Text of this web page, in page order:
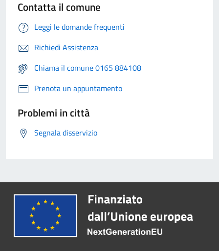
Contatta il comune
Leggi le domande frequenti
Richiedi Assistenza
Chiama il comune 0165 884108
Prenota un appuntamento
Problemi in città
Segnala disservizio